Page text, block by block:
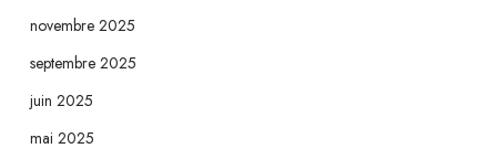
novembre 2025
septembre 2025
juin 2025
mai 2025